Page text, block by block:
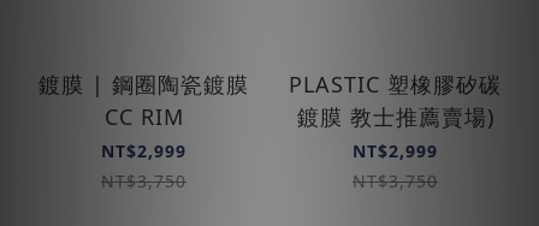
鍍膜 | 鋼圈陶瓷鍍膜
CC RIM
NT$2,999
NT$3,750
PLASTIC 塑橡膠矽碳
鍍膜 教士推薦賣場)
NT$2,999
NT$3,750